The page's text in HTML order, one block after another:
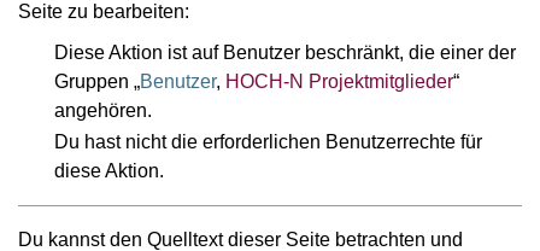
Seite zu bearbeiten:
Diese Aktion ist auf Benutzer beschränkt, die einer der
Gruppen „Benutzer, HOCH-N Projektmitglieder“
angehören.
Du hast nicht die erforderlichen Benutzerrechte für
diese Aktion.
Du kannst den Quelltext dieser Seite betrachten und